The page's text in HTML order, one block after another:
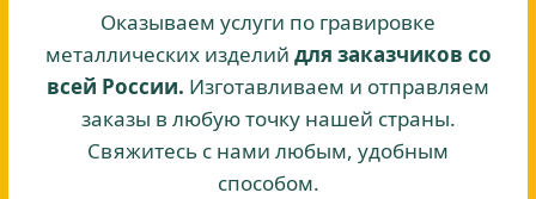
Оказываем услуги по гравировке
металлических изделий для заказчиков со
всей России. Изготавливаем и отправляем
заказы в любую точку нашей страны.
Свяжитесь с нами любым, удобным
способом.